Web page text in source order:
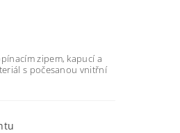
zipem, kapucí a
s počesanou vnitřní